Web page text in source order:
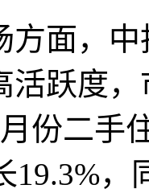
面，中
活跃度
份二手
19.3%